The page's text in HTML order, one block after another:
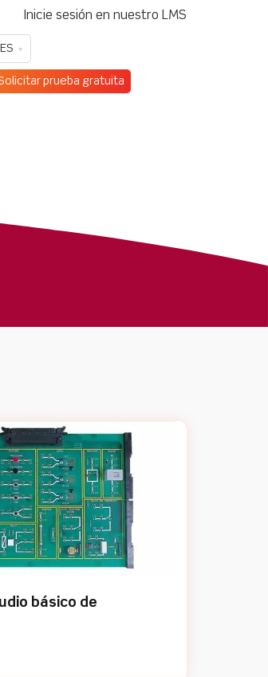
Inicie sesión en nuestro LMS
ES
prueba gratuita
básico de